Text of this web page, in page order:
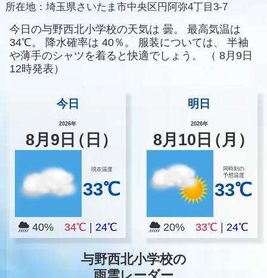
所在地： 埼玉県さいたま市中央区円阿弥4丁目3-7
今日の与野西北小学校の天気は 曇。
最高気温は
34℃。
降水確率は 40％。 服装については、
半袖
や薄手のシャツを着ると快適でしょう。
（ 8月9日
12時発表）
今日
2026年
8月 9 日（日）
現在温度
33℃
40% 34℃ 24℃
明日
2026年
8月 10 日（月）
同時刻の
予想温度
33℃
20%33℃ |24℃
与野西北小学校の